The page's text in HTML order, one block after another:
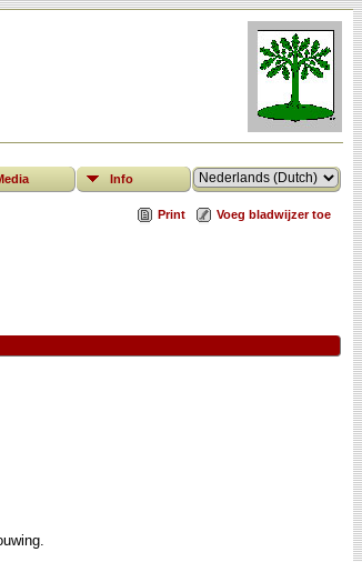
Info
Print Voeg bladwijzer toe